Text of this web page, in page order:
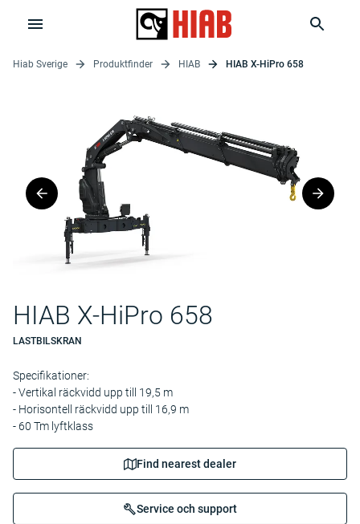
Hiab Sverige Produktfinder HIAB HIAB X-HiPro 658
HIAB X-HiPro 658
LASTBILSKRAN
Specifikationer:
- Vertikal räckvidd upp till 19,5 m
- Horisontell räckvidd upp till 16,9 m
- 60 Tm lyftklass
Find nearest dealer
Service och support